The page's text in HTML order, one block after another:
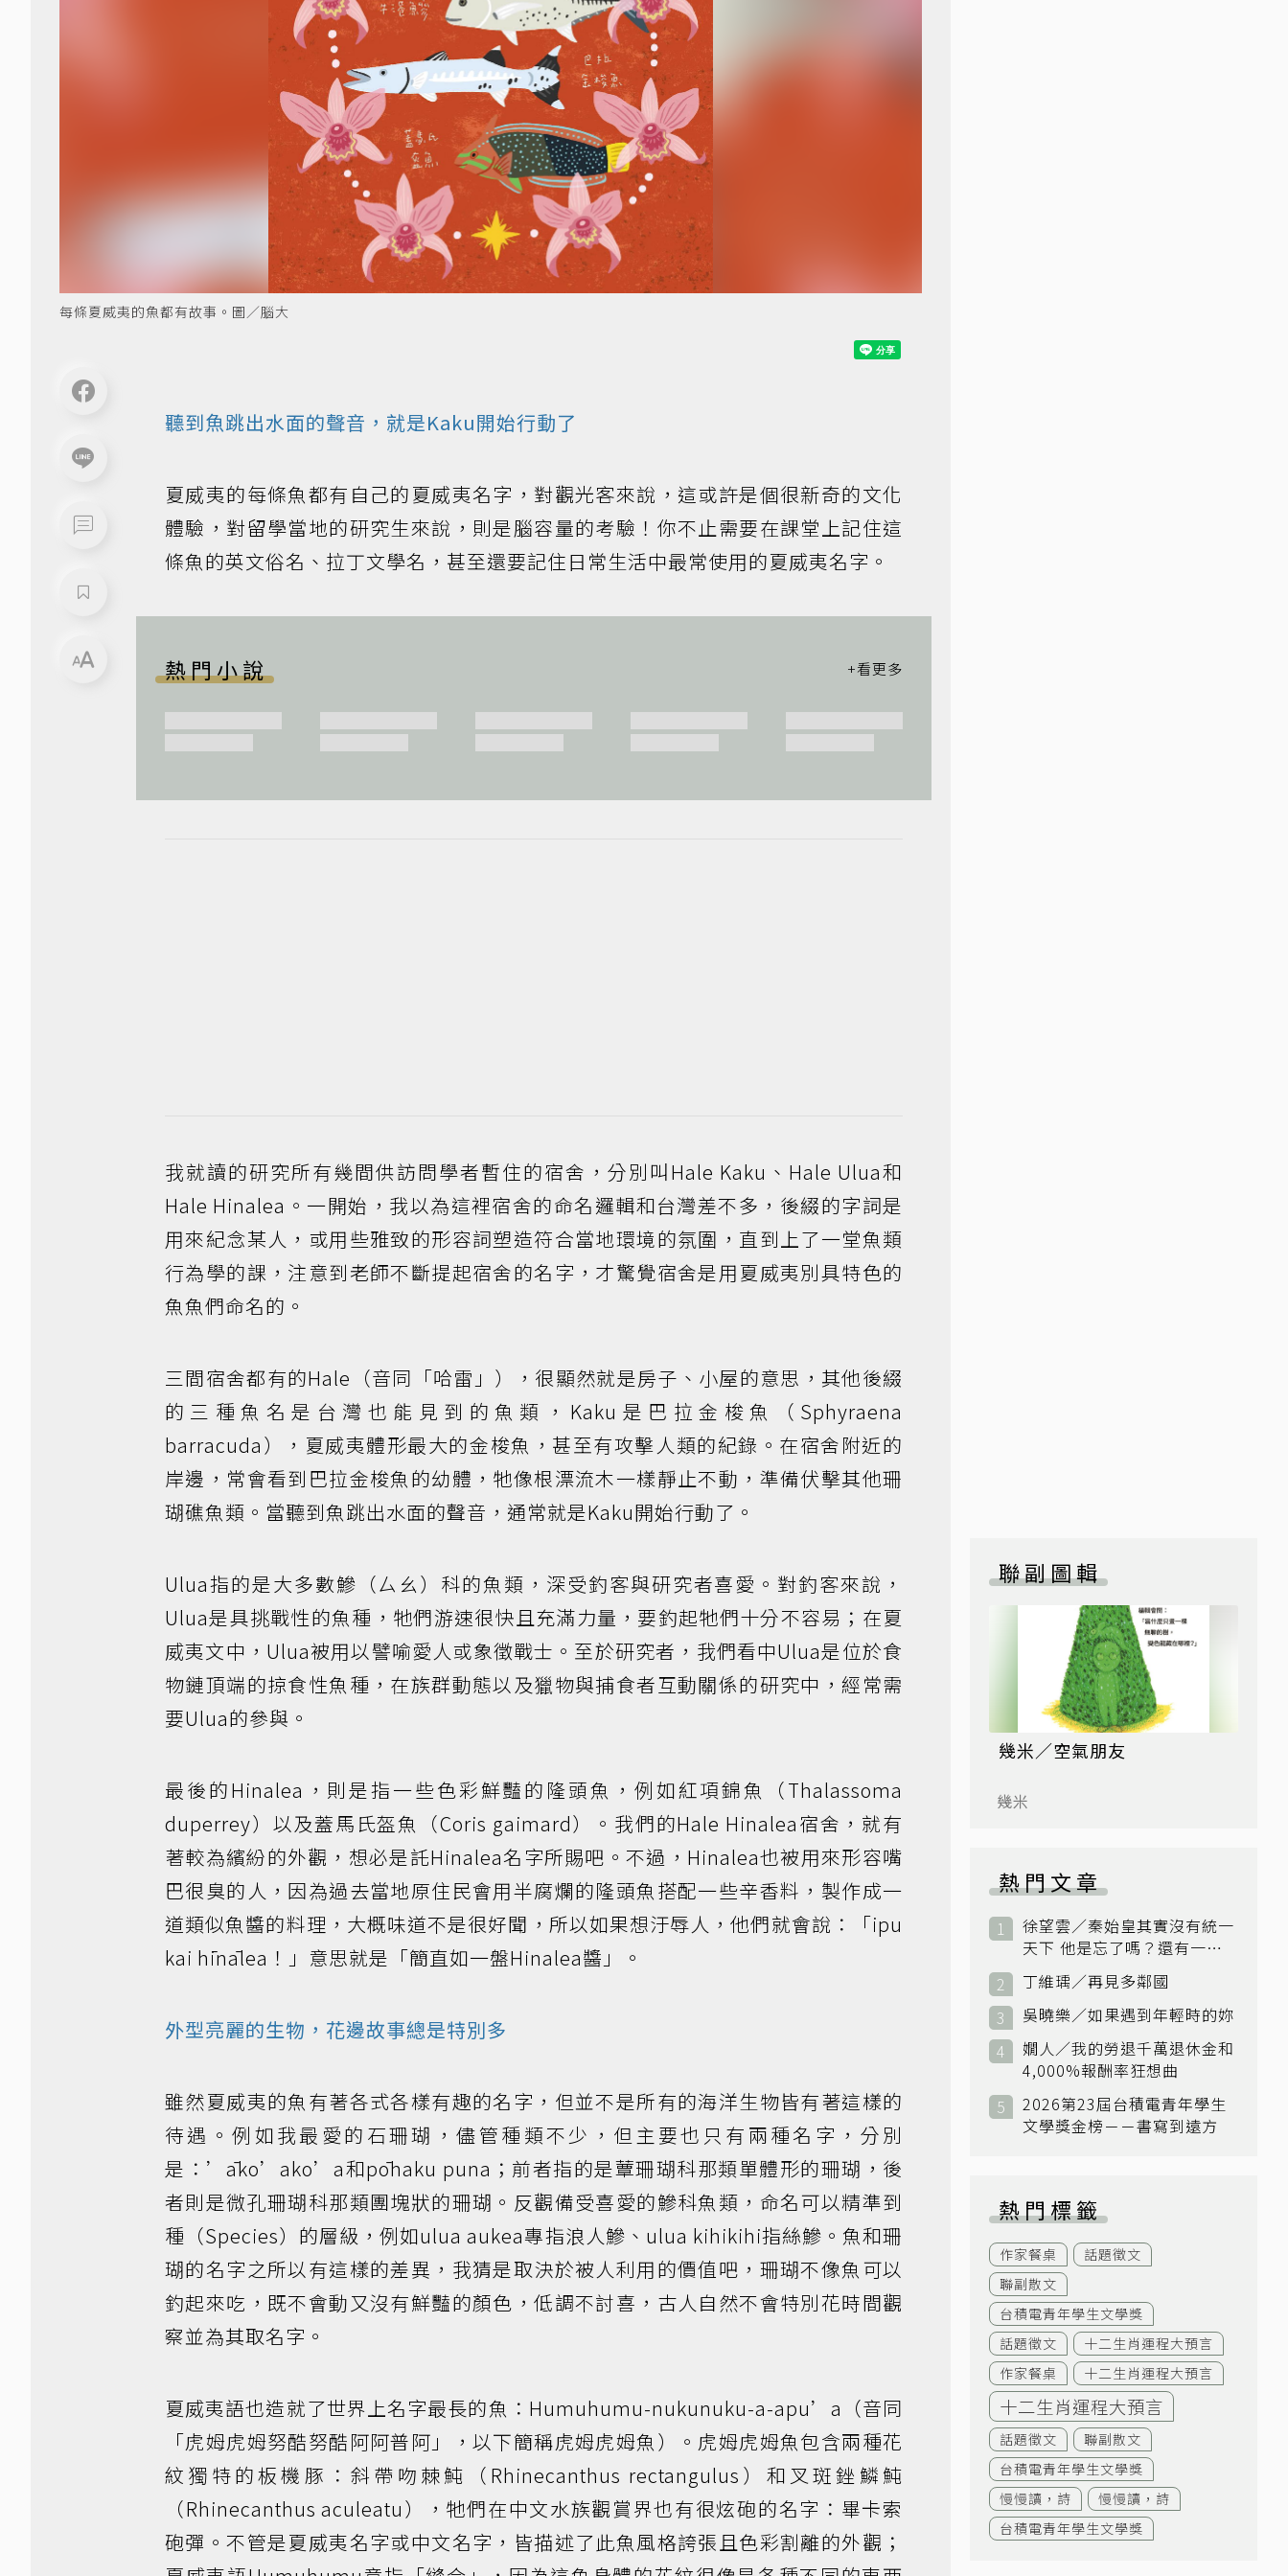
每條夏威夷的魚都有故事。圖／腦大
聽到魚跳出水面的聲音，就是Kaku開始行動了
夏威夷的每條魚都有自己的夏威夷名字，對觀光客來說，這或許是個很新奇的文化
體驗，對留學當地的研究生來說，則是腦容量的考驗！你不止需要在課堂上記住這
條魚的英文俗名、拉丁文學名，甚至還要記住日常生活中最常使用的夏威夷名字。
熱門小說
我就讀的研究所有幾間供訪問學者暫住的宿舍，分別叫Hale Kaku、Hale Ulua和
Hale Hinalea。一開始，我以為這裡宿舍的命名邏輯和台灣差不多，後綴的字詞是
用來紀念某人，或用些雅致的形容詞塑造符合當地環境的氛圍，直到上了一堂魚類
行為學的課，注意到老師不斷提起宿舍的名字，才驚覺宿舍是用夏威夷別具特色的
魚魚們命名的。
三間宿舍都有的Hale（音同「哈雷」），很顯然就是房子、小屋的意思，其他後綴
的三種魚名是台灣也能見到的魚類，Kaku是巴拉金梭魚（Sphyraena
barracuda），夏威夷體形最大的金梭魚，甚至有攻擊人類的紀錄。在宿舍附近的
岸邊，常會看到巴拉金梭魚的幼體，牠像根漂流木一樣靜止不動，準備伏擊其他珊
瑚礁魚類。當聽到魚跳出水面的聲音，通常就是Kaku開始行動了。
Ulua指的是大多數鰺（ㄙㄠ）科的魚類，深受釣客與研究者喜愛。對釣客來說，
Ulua是具挑戰性的魚種，牠們游速很快且充滿力量，要釣起牠們十分不容易；在夏
威夷文中，Ulua被用以譬喻愛人或象徵戰士。至於研究者，我們看中Ulua是位於食
物鏈頂端的掠食性魚種，在族群動態以及獵物與捕食者互動關係的研究中，經常需
要Ulua的參與。
最後的Hinalea，則是指一些色彩鮮豔的隆頭魚，例如紅項錦魚（Thalassoma
duperrey）以及蓋馬氏盔魚（Coris gaimard）。我們的Hale Hinalea宿舍，就有
著較為繽紛的外觀，想必是託Hinalea名字所賜吧。不過，Hinalea也被用來形容嘴
巴很臭的人，因為過去當地原住民會用半腐爛的隆頭魚搭配一些辛香料，製作成一
道類似魚醬的料理，大概味道不是很好聞，所以如果想汙辱人，他們就會說：「ipu
kai hīnālea！」意思就是「簡直如一盤Hinalea醬」。
外型亮麗的生物，花邊故事總是特別多
雖然夏威夷的魚有著各式各樣有趣的名字，但並不是所有的海洋生物皆有著這樣的
待遇。例如我最愛的石珊瑚，儘管種類不少，但主要也只有兩種名字，分別
是：’āko’ako’a和pōhaku puna；前者指的是蕈珊瑚科那類單體形的珊瑚，後
者則是微孔珊瑚科那類團塊狀的珊瑚。反觀備受喜愛的鰺科魚類，命名可以精準到
種（Species）的層級，例如ulua aukea專指浪人鰺、ulua kihikihi指絲鰺。魚和珊
瑚的名字之所以有這樣的差異，我猜是取決於被人利用的價值吧，珊瑚不像魚可以
釣起來吃，既不會動又沒有鮮豔的顏色，低調不討喜，古人自然不會特別花時間觀
察並為其取名字。
夏威夷語也造就了世界上名字最長的魚：Humuhumu-nukunuku-a-apu’a（音同
「虎姆虎姆努酷努酷阿阿普阿」，以下簡稱虎姆虎姆魚）。虎姆虎姆魚包含兩種花
紋獨特的板機豚：斜帶吻棘魨（Rhinecanthus rectangulus）和叉斑銼鱗魨
（Rhinecanthus aculeatu），牠們在中文水族觀賞界也有很炫砲的名字：畢卡索
砲彈。不管是夏威夷名字或中文名字，皆描述了此魚風格誇張且色彩割離的外觀；
聯副圖輯
幾米／空氣朋友
幾米
熱門文章
徐望雲／秦始皇其實沒有統一
天下 他是忘了嗎？還有一個
小國：衛國
丁維瑀／再見多鄰國
吳曉樂／如果遇到年輕時的妳
嫺人／我的勞退千萬退休金和
4,000%報酬率狂想曲
2026第23屆台積電青年學生
文學獎金榜－－書寫到遠方
熱門標籤
作家餐桌
話題徵文
聯副散文
台積電青年學生文學獎
話題徵文
十二生肖運程大預言
作家餐桌
十二生肖運程大預言
十二生肖運程大預言
話題徵文
聯副散文
台積電青年學生文學獎
慢慢讀，詩
慢慢讀，詩
台積電青年學生文學獎